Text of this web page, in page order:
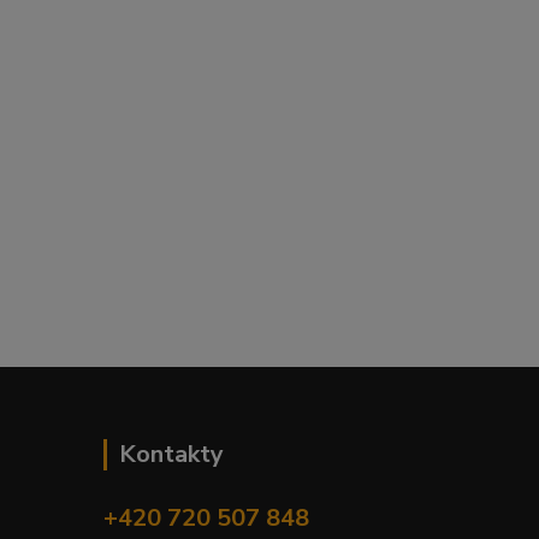
Kontakty
+420 720 507 848